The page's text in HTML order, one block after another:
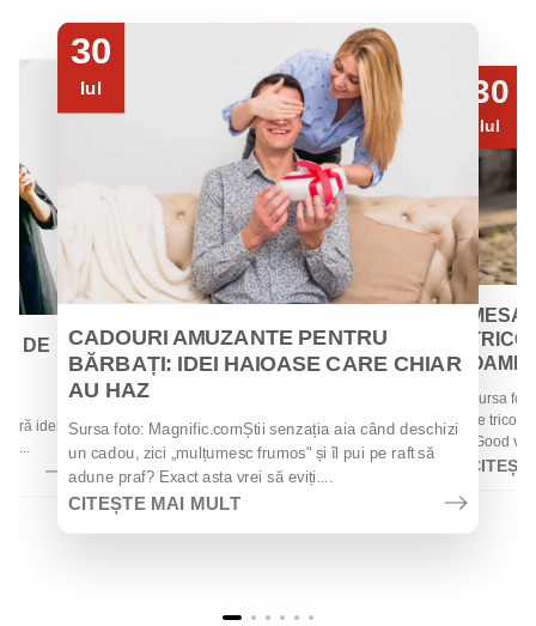
DE
idei
la...
30
Iul
CADOURI AMUZANTE PENTRU
BĂRBAȚI: IDEI HAIOASE CARE CHIAR
AU HAZ
Sursa foto: Magnific.comȘtii senzația aia când deschizi
un cadou, zici „mulțumesc frumos" și îl pui pe raft să
adune praf? Exact asta vrei să eviți....
CITEȘTE MAI MULT
30
Iul
Sursa
de
„Good